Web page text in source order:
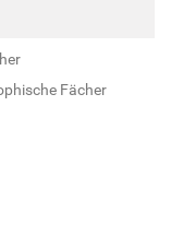
Fächer